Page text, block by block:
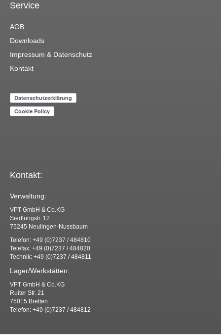
Service
AGB
Downloads
Impressum & Datenschutz
Kontakt
Kontakt:
Verwaltung:
VPT GmbH & Co.KG
Siedlungstr. 12
75245 Neulingen-Nussbaum
Telefon: +49 (0)7237 / 484810
Telefax: +49 (0)7237 / 484820
Technik: +49 (0)7237 / 484811
Lager/Werkstätten:
VPT GmbH & Co.KG
Ruiter Str. 21
75015 Bretten
Telefon: +49 (0)7237 / 484812